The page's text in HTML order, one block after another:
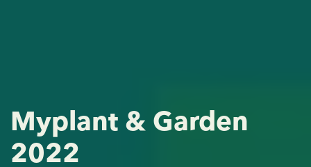
Myplant & Garden
2022